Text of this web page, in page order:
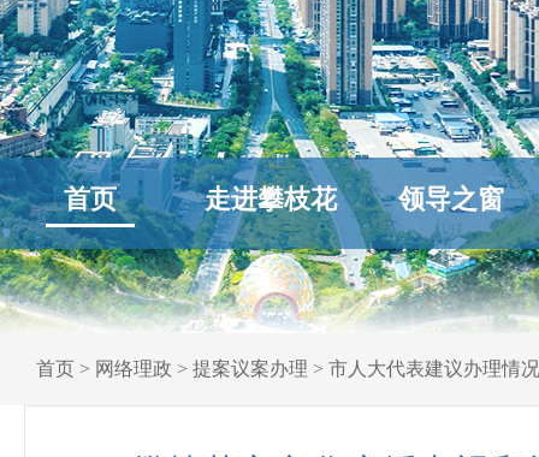
首页 走进攀枝花 领导之窗
首页 > 网络理政 > 提案议案办理 > 市人大代表建议办理情况